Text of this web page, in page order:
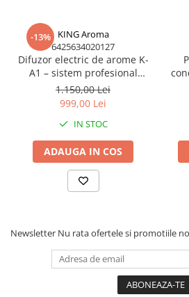
-13%
KING Aroma
6425634020127
Difuzor electric de arome K-
A1 – sistem profesional
parfumare HoReCa &
comercial
1.150,00 Lei
999,00 Lei
IN STOC
ADAUGA IN COS
Newsletter Nu rata ofertele si promotiile